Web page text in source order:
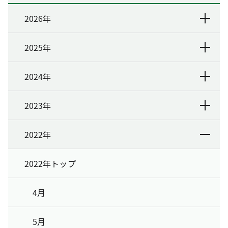
2026年
2025年
2024年
2023年
2022年
2022年トップ
4月
5月